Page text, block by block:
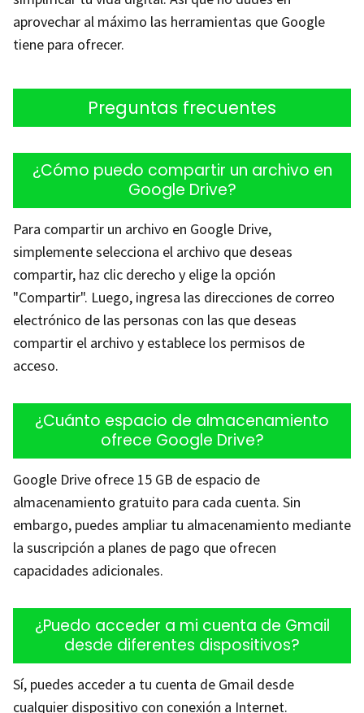
aprovechar al máximo las herramientas que Google
tiene para ofrecer.
Preguntas frecuentes
¿Cómo puedo compartir un archivo en
Google Drive?
Para compartir un archivo en Google Drive,
simplemente selecciona el archivo que deseas
compartir, haz clic derecho y elige la opción
"Compartir". Luego, ingresa las direcciones de correo
electrónico de las personas con las que deseas
compartir el archivo y establece los permisos de
acceso.
¿Cuánto espacio de almacenamiento
ofrece Google Drive?
Google Drive ofrece 15 GB de espacio de
almacenamiento gratuito para cada cuenta. Sin
embargo, puedes ampliar tu almacenamiento mediante
la suscripción a planes de pago que ofrecen
capacidades adicionales.
¿Puedo acceder a mi cuenta de Gmail
desde diferentes dispositivos?
Sí, puedes acceder a tu cuenta de Gmail desde
cualquier dispositivo con conexión a Internet.